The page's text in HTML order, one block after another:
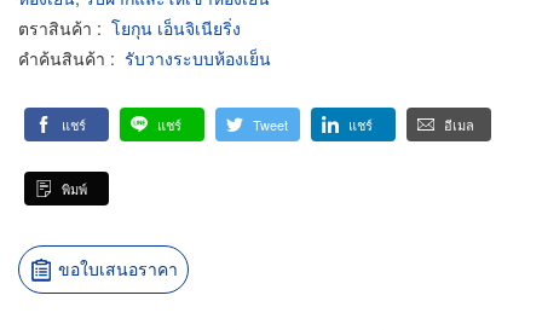
ตราสินค้า : โยกุน เอ็นจิเนียริ่ง
คำค้นสินค้า : รับวางระบบห้องเย็น
แชร์ แชร์ Tweet แชร์ อีเมล
พิมพ์
ขอใบเสนอราคา